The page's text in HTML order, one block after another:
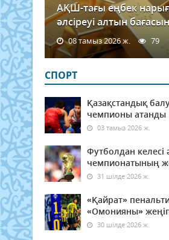
АҚШ-тағы еңбек
әлсіреуі алтын бағасын
08 тамыз 2026 ж. 79
СПОРТ
Қазақстандық
чемпионы атанды
03 тамыз 2026 ж.
Футболдан келесі
чемпионатының
31 шілде 2026 ж.
«Қайрат»
«Омонияны»
30 шілде 2026 ж.